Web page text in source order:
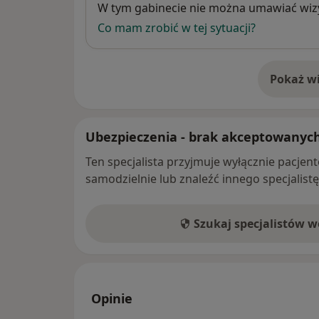
Dostępność
W tym gabinecie nie można umawiać
Co mam zrobić w tej sytuacji?
Pokaż o
Ubezpieczenia - brak
Ten specjalista przyjmuje wyłącznie
samodzielnie lub znaleźć innego
Szukaj specjalistów
Opinie